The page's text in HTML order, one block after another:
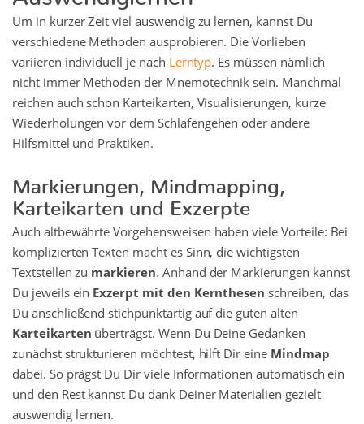
Um in kurzer Zeit viel auswendig zu lernen, kannst Du
verschiedene Methoden ausprobieren. Die Vorlieben
variieren individuell je nach Lerntyp. Es müssen nämlich
nicht immer Methoden der Mnemotechnik sein. Manchmal
reichen auch schon Karteikarten, Visualisierungen, kurze
Wiederholungen vor dem Schlafengehen oder andere
Hilfsmittel und Praktiken.
Markierungen, Mindmapping,
Karteikarten und Exzerpte
Auch altbewährte Vorgehensweisen haben viele Vorteile: Bei
komplizierten Texten macht es Sinn, die wichtigsten
Textstellen zu markieren. Anhand der Markierungen kannst
Du jeweils ein Exzerpt mit den Kernthesen schreiben, das
Du anschließend stichpunktartig auf die guten alten
Karteikarten überträgst. Wenn Du Deine Gedanken
zunächst strukturieren möchtest, hilft Dir eine Mindmap
dabei. So prägst Du Dir viele Informationen automatisch ein
und den Rest kannst Du dank Deiner Materialien gezielt
auswendig lernen.